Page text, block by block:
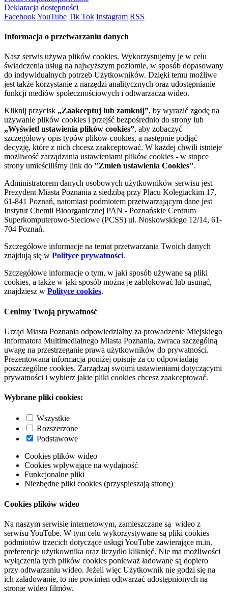
Deklaracja dostępności
FacebookYouTube Tik Tok Instagram RSS
Informacja o przetwarzaniu danych
Nasz serwis używa plików cookies. Wykorzystujemy je w celu
świadczenia usług na najwyższym poziomie, w sposób dopasowany
do indywidualnych potrzeb Użytkowników. Dzięki temu możliwe
jest także korzystanie z narzędzi analitycznych oraz udostępnianie
funkcji mediów społecznościowych i odtwarzacza wideo.
Kliknij przycisk „Zaakceptuj lub zamknij”, by wyrazić zgodę na
używanie plików cookies i przejść bezpośrednio do strony lub
„Wyświetl ustawienia plików cookies”, aby zobaczyć
szczegółowy opis typów plików cookies, a następnie podjąć
decyzję, które z nich chcesz zaakceptować. W każdej chwili istnieje
możliwość zarządzania ustawieniami plików cookies - w stopce
strony umieściliśmy link do "Zmień ustawienia Cookies".
Administratorem danych osobowych użytkowników serwisu jest
Prezydent Miasta Poznania z siedzibą przy Placu Kolegiackim 17,
61-841 Poznań, natomiast podmiotem przetwarzającym dane jest
Instytut Chemii Bioorganicznej PAN - Poznańskie Centrum
Superkomputerowo-Sieciowe (PCSS) ul. Noskowskiego 12/14, 61-
704 Poznań.
Szczegółowe informacje na temat przetwarzania Twoich danych
znajdują się w Polityce prywatności.
Szczegółowe informacje o tym, w jaki sposób używane są pliki
cookies, a także w jaki sposób można je zablokować lub usunąć,
znajdziesz w Polityce cookies.
Cenimy Twoją prywatność
Urząd Miasta Poznania odpowiedzialny za prowadzenie Miejskiego
Informatora Multimedialnego Miasta Poznania, zwraca szczególną
uwagę na przestrzeganie prawa użytkowników do prywatności.
Prezentowana informacja poniżej opisuje za co odpowiadają
poszczególne cookies. Zarządzaj swoimi ustawieniami dotyczącymi
prywatności i wybierz jakie pliki cookies chcesz zaakceptować.
Wybrane pliki cookies:
Wszystkie
Rozszerzone
Podstawowe
Cookies plików wideo
Cookies wpływające na wydajność
Funkcjonalne pliki
Niezbędne pliki cookies (przyspieszają stronę)
Cookies plików wideo
Na naszym serwisie internetowym, zamieszczane są wideo z
serwisu YouTube. W tym celu wykorzystywane są pliki cookies
podmiotów trzecich dotyczące usługi YouTube zawierające m.in.
preferencje użytkownika oraz liczydło kliknięć. Nie ma możliwości
wyłączenia tych plików cookies ponieważ ładowane są dopiero
przy odtwarzaniu wideo. Jeżeli więc Użytkownik nie godzi się na
ich załadowanie, to nie powinien odtwarzać udostępnionych na
stronie wideo filmów.